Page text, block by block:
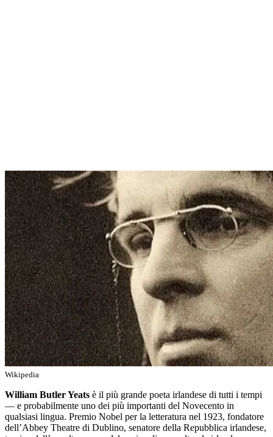
Wikipedia
William Butler Yeats è il più grande poeta irlandese di tutti i tempi
— e probabilmente uno dei più importanti del Novecento in
qualsiasi lingua. Premio Nobel per la letteratura nel 1923, fondatore
dell’Abbey Theatre di Dublino, senatore della Repubblica irlandese,